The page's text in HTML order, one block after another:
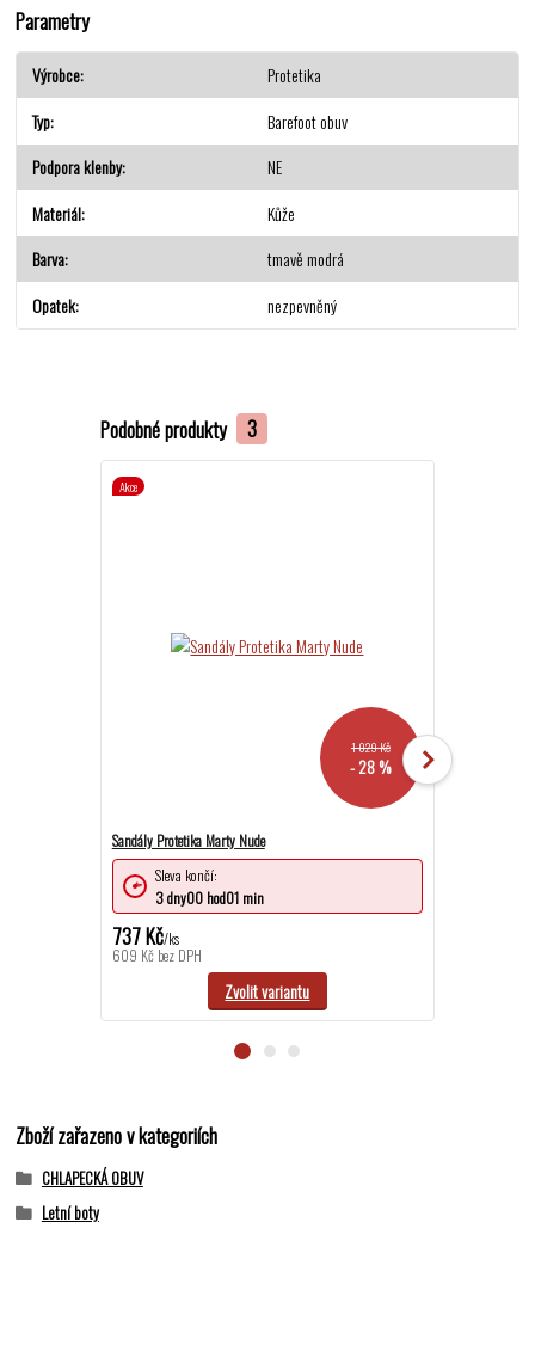
Parametry
Výrobce
Protetika
Typ
Barefoot obuv
Podpora klenby
NE
Materiál
Kůže
Barva
tmavě modrá
Opatek
nezpevněný
Podobné produkty 3
Akce
1 029 Kč
- 28 %
Sandály Protetika Marty Nude
737 Kč/ks
609 Kč bez DPH
Sleva končí:
3dny00 hod01 min
Zvolit variantu
Zboží zařazeno v kategoriích
CHLAPECKÁ OBUV
Letní boty